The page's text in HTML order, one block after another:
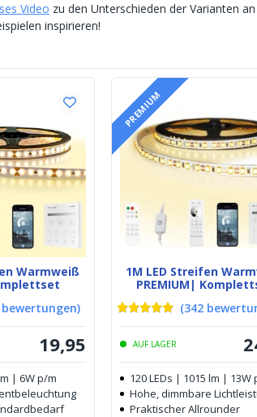
Video zu den Unterschieden der Varianten
inspirieren!
Warmweiß
bewertungen)
19,95
| 6W p/m
PREMIUM
1M LED Streifen
PREMIUM|
(342
AUF LAGER
120 LEDs | 1015 lm | 13W
Hohe, dimmbare
Praktischer Allrounder